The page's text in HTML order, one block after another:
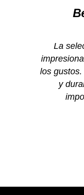
La
los
y